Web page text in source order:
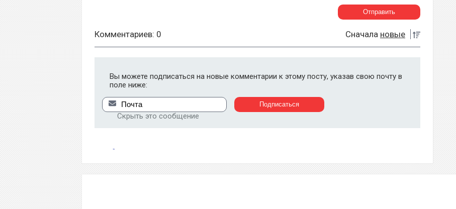
Комментариев: 0 Сначала новые
Вы можете подписаться на новые комментарии к этому посту, указав свою почту в
поле ниже:
Скрыть это сообщение